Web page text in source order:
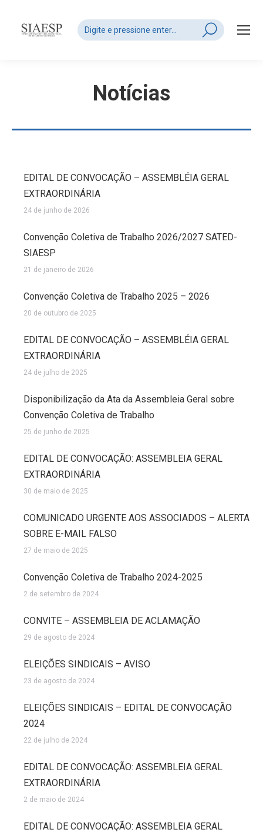
Search:
Notícias
EDITAL DE CONVOCAÇÃO – ASSEMBLÉIA GERAL
EXTRAORDINÁRIA
24 de junho de 2026
Convenção Coletiva de Trabalho 2026/2027 SATED-
SIAESP
21 de janeiro de 2026
Convenção Coletiva de Trabalho 2025 – 2026
20 de outubro de 2025
EDITAL DE CONVOCAÇÃO – ASSEMBLÉIA GERAL
EXTRAORDINÁRIA
24 de julho de 2025
Disponibilização da Ata da Assembleia Geral sobre
Convenção Coletiva de Trabalho
25 de junho de 2025
EDITAL DE CONVOCAÇÃO: ASSEMBLEIA GERAL
EXTRAORDINÁRIA
30 de maio de 2025
COMUNICADO URGENTE AOS ASSOCIADOS – ALERTA
SOBRE E-MAIL FALSO
27 de maio de 2025
Convenção Coletiva de Trabalho 2024-2025
2 de setembro de 2024
CONVITE – ASSEMBLEIA DE ACLAMAÇÃO
29 de agosto de 2024
ELEIÇÕES SINDICAIS – AVISO
23 de agosto de 2024
ELEIÇÕES SINDICAIS – EDITAL DE CONVOCAÇÃO
2024
22 de julho de 2024
EDITAL DE CONVOCAÇÃO: ASSEMBLEIA GERAL
EXTRAORDINÁRIA
2 de maio de 2024
EDITAL DE CONVOCAÇÃO: ASSEMBLEIA GERAL